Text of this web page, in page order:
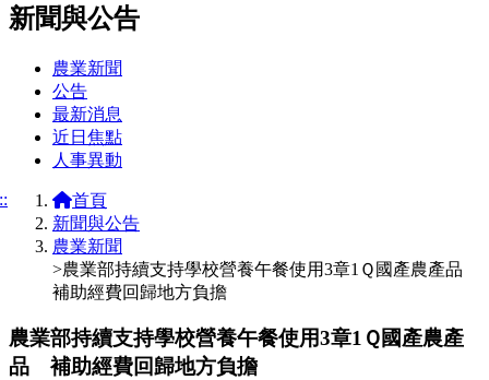
新聞與公告
農業新聞
公告
最新消息
近日焦點
人事異動
首頁
新聞與公告
農業新聞
>農業部持續支持學校營養午餐使用3章1Ｑ國產農產品
補助經費回歸地方負擔
農業部持續支持學校營養午餐使用3章1Ｑ國產農產
品 補助經費回歸地方負擔